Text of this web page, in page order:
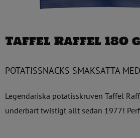
Taffel Raffel 180 g
POTATISSNACKS SMAKSATTA
Legendariska potatisskruven Taffel
underbart twistigt allt sedan 1977!